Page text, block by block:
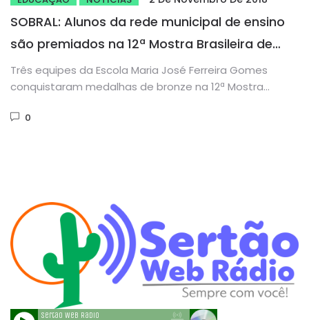
SOBRAL: Alunos da rede municipal de ensino
são premiados na 12ª Mostra Brasileira de
Foguetes
Três equipes da Escola Maria José Ferreira Gomes
conquistaram medalhas de bronze na 12ª Mostra
0